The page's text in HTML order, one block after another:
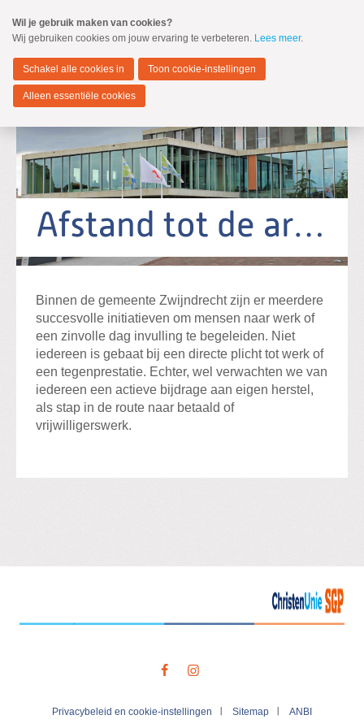
naar
Spring
de
inhoud
Spring
naar
Zwijndrecht
MENU
Standpunten
Verkiezingsprogramma 2026-2030
Zoeken
Afstand tot de arbeidsmarkt
Binnen de gemeente Zwijndrecht zijn er meerdere
succesvolle initiatieven om mensen naar werk of
een zinvolle dag invulling te begeleiden. Niet
iedereen is gebaat bij een directe plicht tot werk of
een tegenprestatie. Echter, wel verwachten we van
iedereen een actieve bijdrage aan eigen herstel,
als stap in de route naar betaald of
vrijwilligerswerk.
Privacybeleid en cookie-instellingen Sitemap ANBI
Wil je gebruik maken van cookies?
Wij gebruiken cookies om jouw ervaring te verbeteren. Lees meer.
Schakel alle cookies in Toon cookie-instellingen
Alleen essentiële cookies